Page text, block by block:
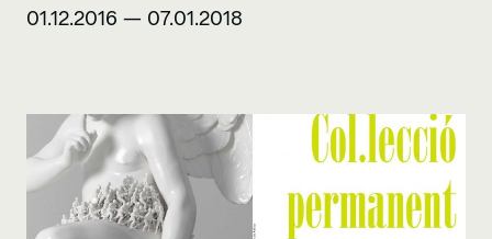
01.12.2016 — 07.01.2018